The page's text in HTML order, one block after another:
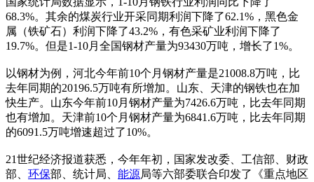
68.3%。其余的煤炭行业开采同期利润下降了62.1%，黑色金
属（铁矿石）利润下降了43.2%，有色采矿业利润下降了
19.7%。但是1-10月全国钢材产量为93430万吨，增长了1%。
以钢材为例，河北今年前10个月钢材产量是21008.8万吨，比
去年同期的20196.5万吨有所增加。山东、天津的钢铁也在加
快生产。山东今年前10月钢材产量为7426.6万吨，比去年同期
也有增加。天津前10个月钢材产量为6841.6万吨，比去年同期
的6091.5万吨增速超过了10%。
21世纪经济报道获悉，今年年初，国家发改委、工信部、财政
部、 环保部、统计局、 能源局等六部委联合印发了《重点地区